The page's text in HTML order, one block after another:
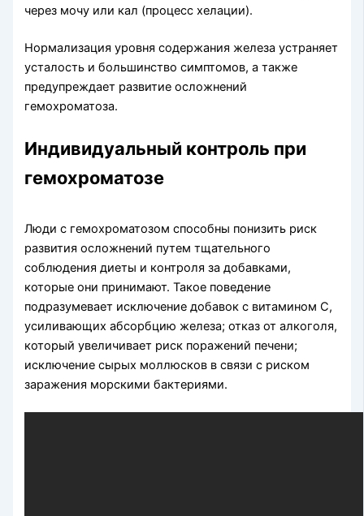
через мочу или кал (процесс хелации).
Нормализация уровня содержания железа устраняет
усталость и большинство симптомов, а также
предупреждает развитие осложнений
гемохроматоза.
Индивидуальный контроль при
гемохроматозе
Люди с гемохроматозом способны понизить риск
развития осложнений путем тщательного
соблюдения диеты и контроля за добавками,
которые они принимают. Такое поведение
подразумевает исключение добавок с витамином С,
усиливающих абсорбцию железа; отказ от алкоголя,
который увеличивает риск поражений печени;
исключение сырых моллюсков в связи с риском
заражения морскими бактериями.